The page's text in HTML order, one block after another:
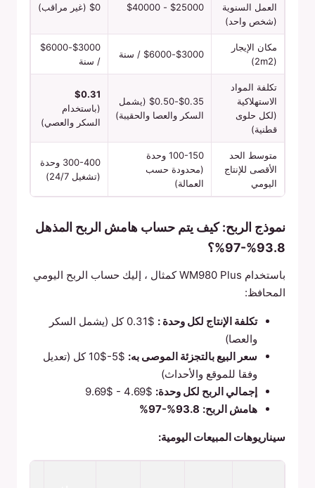
العمل السنوية
(شخص واحد)
$25000 - $40000 $0 (غير مراقب)
مكان الإيجار
(2m2)
$3000-$6000 / سنة
$3000-$6000
/ سنة
تكلفة المواد
الاستهلاكية
(لكل حلوى
قطنية)
$0.35-$0.50 (يشمل
السكر والعصا والحقيبة)
$0.31
(باستخدام
السكر والعصي)
متوسط الحد
الأقصى للإنتاج
اليومي
100-150 وحدة
(محدودة حسب
العمالة)
300-400 وحدة
(تشغيل 24/7)
نموذج الربح: كيف يتم حساب هامش الربح المذهل
93.8%-97%؟
باستخدام WM980 Plus كمثال ، إليك حساب الربح اليومي
المحافظ:
تكلفة الإنتاج لكل وحدة :
$0.31 كل (يشمل السكر
والعصا)
سعر البيع بالتجزئة الموصى به:
$5-$10 كل (تعديل
وفقا للموقع والأحداث)
إجمالي الربح لكل وحدة: $4.69 - $9.69
هامش الربح: 93.8%-97%
سيناريوهات المبيعات اليومية: